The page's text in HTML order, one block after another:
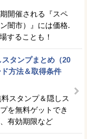
開催される『スペ
闇市）』には価格.
することも！
スタンプまとめ（20
方法＆取得条件
スタンプ＆隠しス
を無料ゲットでき
有効期限など